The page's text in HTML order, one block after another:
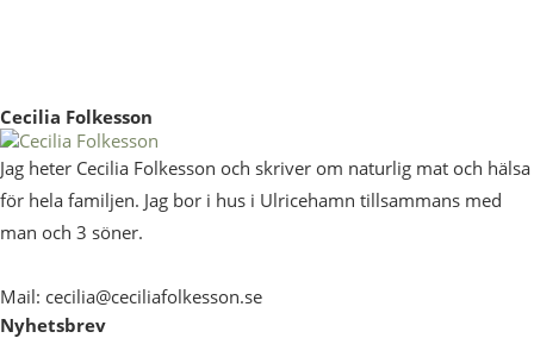
Cecilia Folkesson
Jag heter Cecilia Folkesson och skriver om naturlig mat och hälsa
för hela familjen. Jag bor i hus i Ulricehamn tillsammans med
man och 3 söner.
Mail: cecilia@ceciliafolkesson.se
Nyhetsbrev